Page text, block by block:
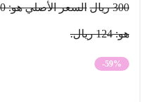
ريال السعر الأصلي هو: 300 ريال.
-59%